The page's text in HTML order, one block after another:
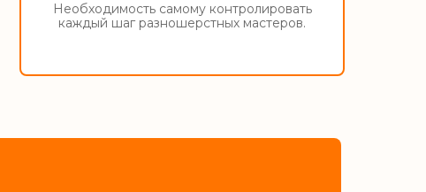
Необходимость самому контролировать
каждый шаг разношерстных мастеров.